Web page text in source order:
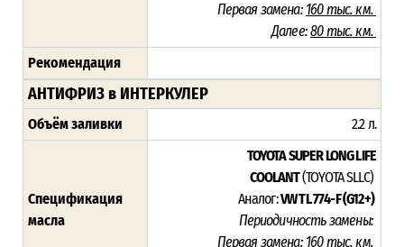
Первая замена: 160 тыс. км.
Далее:80 тыс. км.
Рекомендация
АНТИФРИЗ в ИНТЕРКУЛЕР
Объём заливки 2.2 л.
Спецификация
масла
TOYOTA SUPER LONG LIFE
COOLANT(TOYOTA SLLC)
Аналог:VW TL 774-F (G12+)
Периодичность замены:
Первая замена: 160 тыс. км.